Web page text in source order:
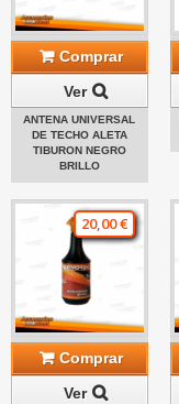
Comprar
Ver
ANTENA UNIVERSAL
DE TECHO ALETA
TIBURON NEGRO
BRILLO
20,00 €
Comprar
Ver